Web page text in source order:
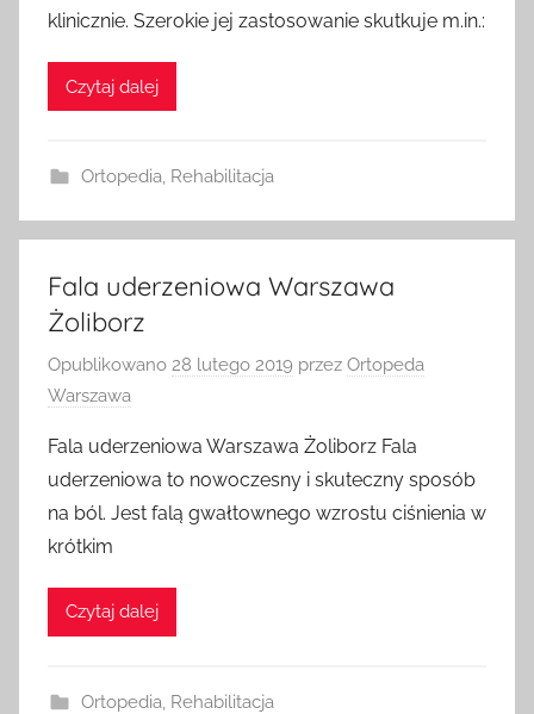
klinicznie. Szerokie jej zastosowanie skutkuje m.in.:
Czytaj dalej
Ortopedia, Rehabilitacja
Fala uderzeniowa Warszawa
Żoliborz
Opublikowano 28 lutego 2019 przez Ortopeda
Warszawa
Fala uderzeniowa Warszawa Żoliborz Fala
uderzeniowa to nowoczesny i skuteczny sposób
na ból. Jest falą gwałtownego wzrostu ciśnienia w
krótkim
Czytaj dalej
Ortopedia Rehabilitacja